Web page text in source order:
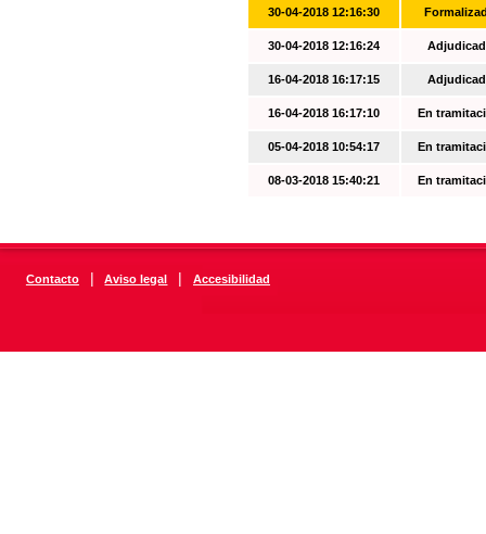
30-04-2018 12:16:30
30-04-2018 12:16:24
16-04-2018 16:17:15
16-04-2018 16:17:10 En
05-04-2018 10:54:17 En
08-03-2018 15:40:21 En
Contacto | Aviso legal | Accesibilidad